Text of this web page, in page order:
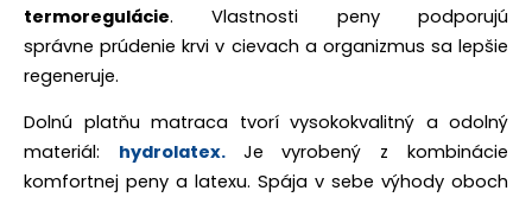
termoregulácie. Vlastnosti peny podporujú
správne prúdenie krvi v cievach a organizmus sa lepšie
regeneruje.
Dolnú platňu matraca tvorí vysokokvalitný a odolný
materiál: hydrolatex.
Je vyrobený z kombinácie
komfortnej peny a latexu. Spája v sebe výhody oboch